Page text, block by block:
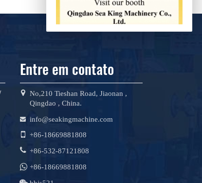
Entre em contato
No,210 Tieshan Road, Jiaonan ,
Qingdao , China.
info@seakingmachine.com
+86-18669881808
+86-532-87121808
+86-18669881808